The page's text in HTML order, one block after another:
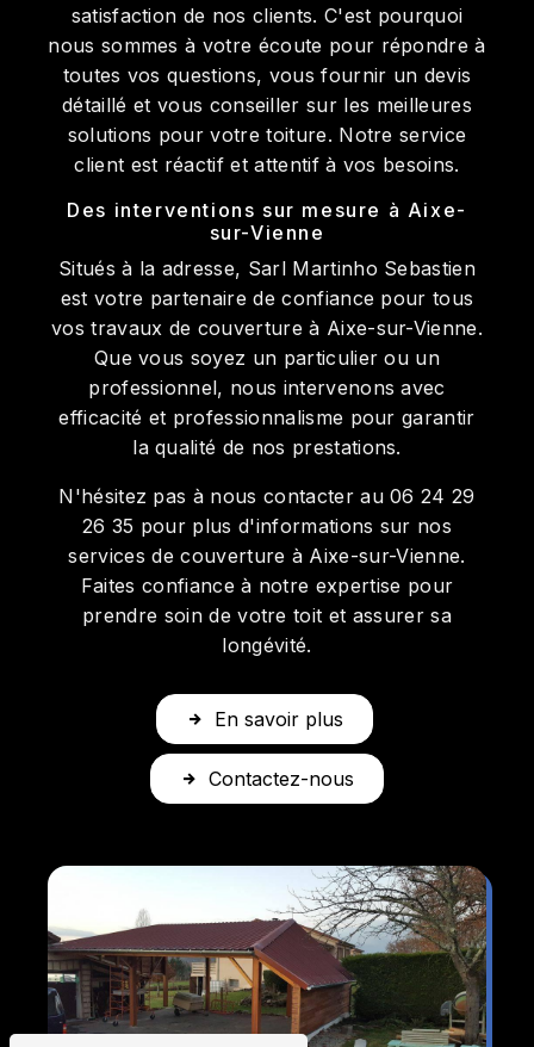
satisfaction de nos clients. C'est pourquoi
nous sommes à votre écoute pour répondre à
toutes vos questions, vous fournir un devis
détaillé et vous conseiller sur les meilleures
solutions pour votre toiture. Notre service
client est réactif et attentif à vos besoins.
Des interventions sur mesure à Aixe-
sur-Vienne
Situés à la adresse, Sarl Martinho Sebastien
est votre partenaire de confiance pour tous
vos travaux de couverture à Aixe-sur-Vienne.
Que vous soyez un particulier ou un
professionnel, nous intervenons avec
efficacité et professionnalisme pour garantir
la qualité de nos prestations.
N'hésitez pas à nous contacter au 06 24 29
26 35 pour plus d'informations sur nos
services de couverture à Aixe-sur-Vienne.
Faites confiance à notre expertise pour
prendre soin de votre toit et assurer sa
longévité.
En savoir plus
Contactez-nous